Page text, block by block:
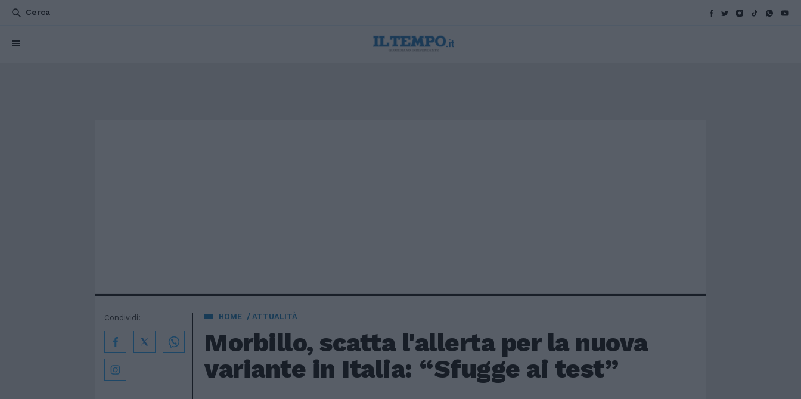
Cerca
HOME ATTUALITÀ
Morbillo, scatta l'allerta per la nuova
variante in Italia: “Sfugge ai test”
Condividi: